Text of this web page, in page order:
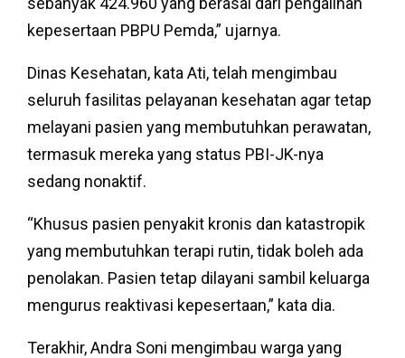
kepesertaan PBPU Pemda,” ujarnya.
Dinas Kesehatan, kata Ati, telah mengimbau
seluruh fasilitas pelayanan kesehatan agar tetap
melayani pasien yang membutuhkan perawatan,
termasuk mereka yang status PBI-JK-nya
sedang nonaktif.
“Khusus pasien penyakit kronis dan katastropik
yang membutuhkan terapi rutin, tidak boleh ada
penolakan. Pasien tetap dilayani sambil keluarga
mengurus reaktivasi kepesertaan,” kata dia.
Terakhir, Andra Soni mengimbau warga yang